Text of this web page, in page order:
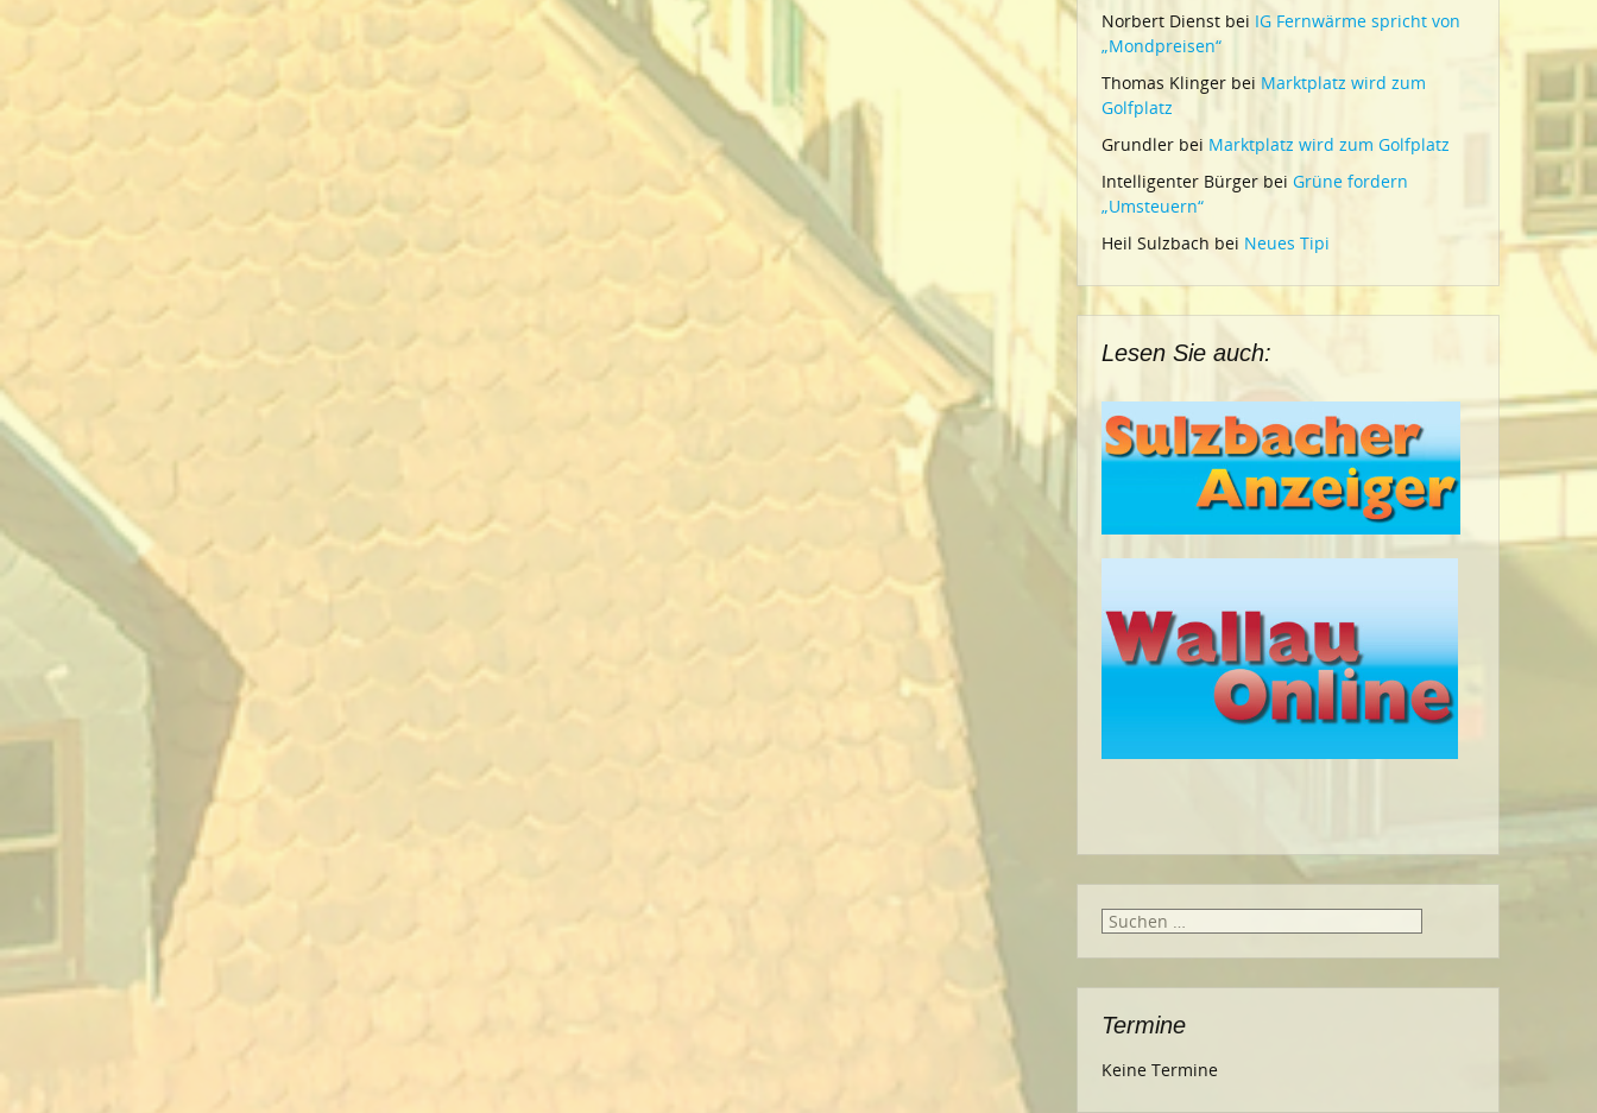
Norbert Dienst bei IG Fernwärme spricht von
„Mondpreisen“
Thomas Klinger bei Marktplatz wird zum
Golfplatz
Grundler bei Marktplatz wird zum Golfplatz
Intelligenter Bürger bei Grüne fordern
„Umsteuern“
Heil Sulzbach bei Neues Tipi
Lesen Sie auch:
Suche
Termine
Keine Termine